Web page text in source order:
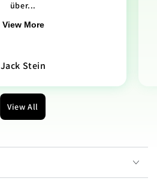
über...
View More
Jack Stein
View All